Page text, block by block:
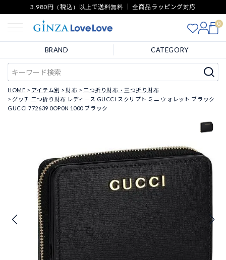
3,980円（税込）以上で送料無料 ｜ 全商品ラッピング対応
0
BRAND CATEGORY
HOME アイテム別 財布
二つ折り財布・三つ折り財布
グッチ 二つ折り財布 レディース GUCCI スクリプト ミニ ウォレット ブラック
GUCCI 772639 0OP0N 1000 ブラック